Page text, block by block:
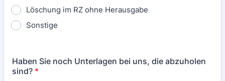
Löschung im RZ ohne Herausgabe
Sonstige
Haben Sie noch Unterlagen bei uns, die abzuholen
sind? *